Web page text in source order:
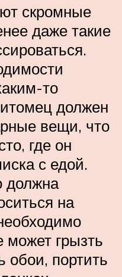
скромные
даже такие
то
должен
вещи, что
где он
с едой.
должна
на
может грызть
обои, портить